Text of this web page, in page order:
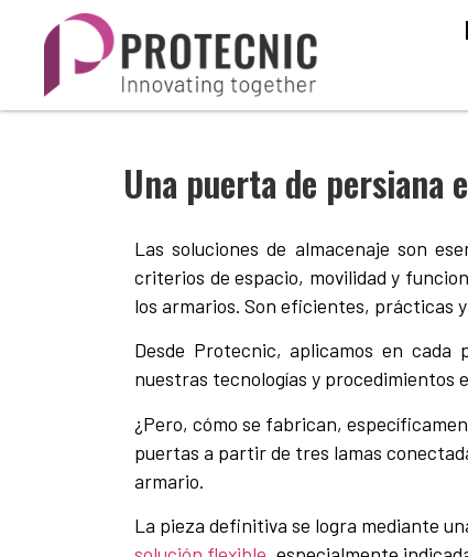
Una puerta de persiana
Las soluciones de almacenaje son
criterios de espacio, movilidad y
los armarios. Son eficientes, prácticas
Desde Protecnic, aplicamos en
nuestras tecnologías y procedimientos
¿Pero, cómo se fabrican,
puertas a partir de tres lamas
armario.
La pieza definitiva se logra mediante